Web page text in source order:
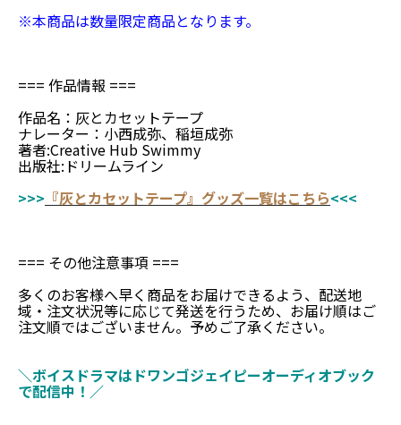
※本商品は数量限定商品となります。
=== 作品情報 ===
作品名：灰とカセットテープ
ナレーター：小西成弥、稲垣成弥
著者:Creative Hub Swimmy
出版社:ドリームライン
>>> 『灰とカセットテープ』グッズ一覧はこちら<<<
=== その他注意事項 ===
多くのお客様へ早く商品をお届けできるよう、配送地
域・注文状況等に応じて発送を行うため、お届け順はご
注文順ではございません。予めご了承ください。
＼ボイスドラマはドワンゴジェイピーオーディオブック
で配信中！／